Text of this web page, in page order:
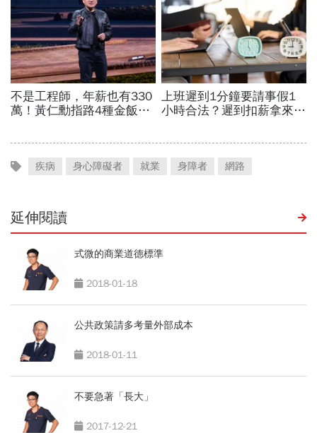
疾病 身心障礙者 就業 身障者 網路
延伸閱讀
式微的商業道德標準
2018-01-18
公共政策請多考量外部成本
2018-01-11
不要急著「長大」
2017-12-21